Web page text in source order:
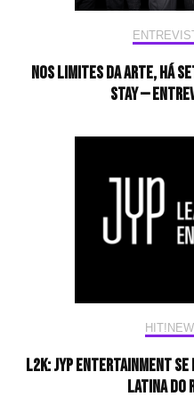
Nos limites da arte, há
STAY —
L2K: JYP Entertainment
latina do